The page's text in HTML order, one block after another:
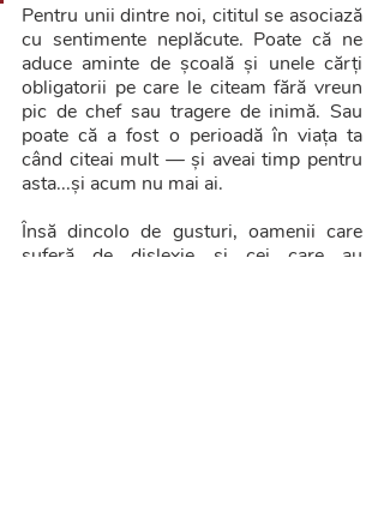
Pentru unii dintre noi, cititul se asociază
cu sentimente neplăcute. Poate că ne
aduce aminte de școală și unele cărți
obligatorii pe care le citeam fără vreun
pic de chef sau tragere de inimă. Sau
poate că a fost o perioadă în viața ta
când citeai mult — și aveai timp pentru
asta...și acum nu mai ai.
Însă dincolo de gusturi, oamenii care
suferă de dislexie și cei care au